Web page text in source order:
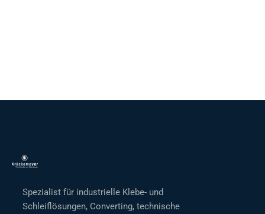
Spezialist für industrielle Klebe- und
Schleiflösungen, Converting, technische